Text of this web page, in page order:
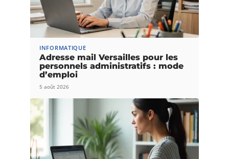
INFORMATIQUE
Adresse mail Versailles pour les
personnels administratifs : mode
d’emploi
5 août 2026